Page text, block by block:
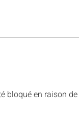
bloqué en raison